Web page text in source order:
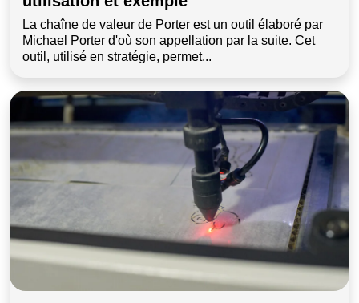
La chaîne de valeur de Porter est un outil élaboré par
Michael Porter d'où son appellation par la suite. Cet
outil, utilisé en stratégie, permet...